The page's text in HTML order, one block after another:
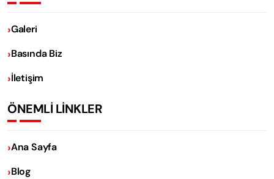
Galeri
Basında Biz
İletişim
ÖNEMLİ LİNKLER
Ana Sayfa
Blog